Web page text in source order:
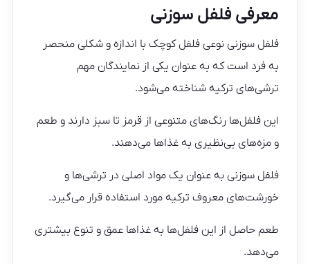
معرفی فلفل سوزنی
فلفل سوزنی نوعی فلفل کوچک با اندازه و شکلی منحصر
به فرد است که به عنوان یکی از نمایندگان مهم
ترشی‌های ترکیه شناخته می‌شود.
این فلفل‌ها رنگ‌های متنوعی از قرمز تا سبز دارند و طعم
و مزه‌های بی‌نظیری به غذاها می‌دهند.
فلفل سوزنی به عنوان یک مواد اصلی در ترشی‌ها و
خورشت‌های معروف ترکیه مورد استفاده قرار می‌گیرد.
طعم حاصل از این فلفل‌ها به غذاها عمق و تنوع بیشتری
می‌دهد.